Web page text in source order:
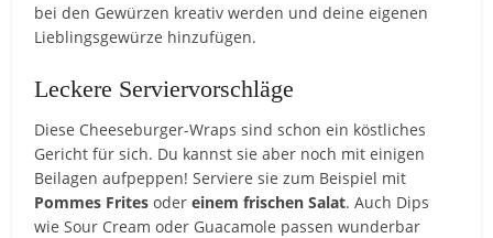
bei den Gewürzen kreativ werden und deine eigenen
Lieblingsgewürze hinzufügen.
Leckere Serviervorschläge
Diese Cheeseburger-Wraps sind schon ein köstliches
Gericht für sich. Du kannst sie aber noch mit einigen
Beilagen aufpeppen! Serviere sie zum Beispiel mit
Pommes Frites odereinem frischen Salat. Auch Dips
wie Sour Cream oder Guacamole passen wunderbar